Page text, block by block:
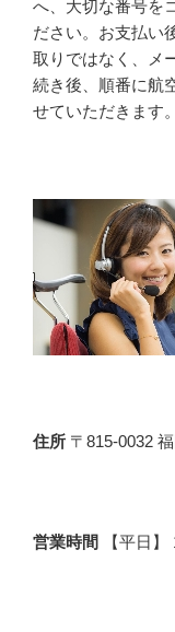
へ、大切な番号を
ださい。お支払い
取りではなく、メ
続き後、順番に航
せていただきます。
住所 〒815-0032
営業時間 【平日